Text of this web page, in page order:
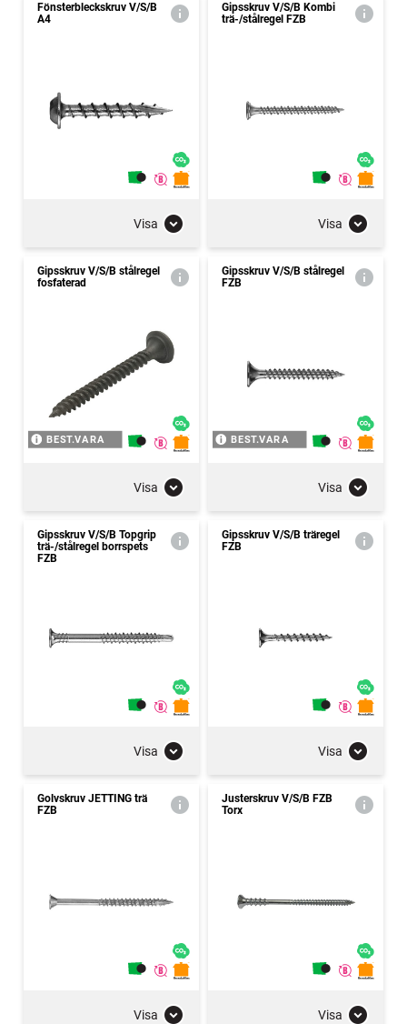
Fönsterbleckskruv V/S/B
A4
Visa
Gipsskruv V/S/B Kombi
trä-/stålregel FZB
Visa
Gipsskruv V/S/B stålregel
fosfaterad
BEST.VARA
Visa
Gipsskruv V/S/B stålregel
FZB
BEST.VARA
Visa
Gipsskruv V/S/B Topgrip
trä-/stålregel borrspets
FZB
Visa
Gipsskruv V/S/B träregel
FZB
Visa
Golvskruv JETTING trä
FZB
Visa
Justerskruv V/S/B FZB
Torx
Visa